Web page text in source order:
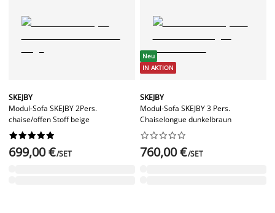
SKEJBY
Modul-Sofa SKEJBY 2Pers.
chaise/offen Stoff beige






699,00 €/SET
Neu
IN AKTION
SKEJBY
Modul-Sofa SKEJBY 3 Pers.
Chaiselongue dunkelbraun






760,00 €/SET